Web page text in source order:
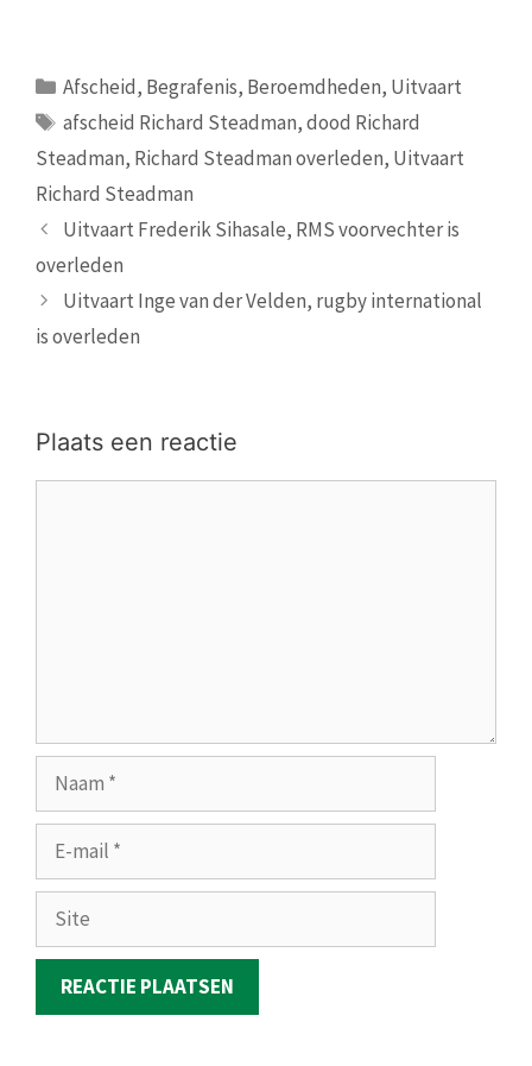
Categorieën
Afscheid, Begrafenis, Beroemdheden, Uitvaart
Tags
afscheid Richard Steadman,dood Richard
Steadman, Richard Steadman overleden, Uitvaart
Richard Steadman
Uitvaart Frederik Sihasale, RMS voorvechter is
overleden
Uitvaart Inge van der Velden, rugby international
is overleden
Plaats een reactie
mail
Site